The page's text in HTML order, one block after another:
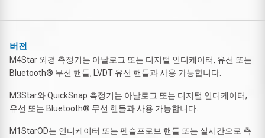
버전
M4Star 외경 측정기는 아날로그 또는 디지털 인디케이터, 유선 또는
Bluetooth® 무선 핸들, LVDT 유선 핸들과 사용 가능합니다.
M3Star와 QuickSnap 측정기는 아날로그 또는 디지털 인디케이터,
유선 또는 Bluetooth® 무선 핸들과 사용 가능합니다.
M1StarOD는 인디케이터 또는 펜슬프로브 핸들 또는 실시간으로 측